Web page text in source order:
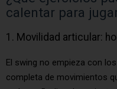
calentar para
1. Movilidad articular:
El swing no empieza con
completa de movimientos